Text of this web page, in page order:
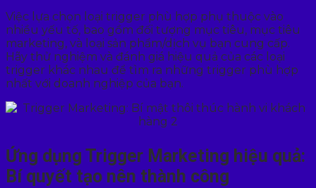
Việc lựa chọn loại trigger phù hợp phụ thuộc vào
nhiều yếu tố, bao gồm đối tượng mục tiêu, mục tiêu
marketing, và loại sản phẩm/dịch vụ bạn cung cấp.
Hãy thử nghiệm và đánh giá hiệu quả của các loại
trigger khác nhau để tìm ra những trigger phù hợp
nhất với doanh nghiệp của bạn.
Ứng dụng Trigger Marketing hiệu quả:
Bí quyết tạo nên thành công